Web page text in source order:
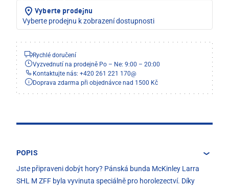
Vyberte prodejnu
Vyberte prodejnu k zobrazení dostupnosti
Rychlé doručení
Vyzvednutí na prodejně Po – Ne: 9:00 – 20:00
Kontaktujte nás: +420 261 221 170@
Doprava zdarma při objednávce nad 1500 Kč
POPIS
Jste připraveni dobýt hory? Pánská bunda McKinley Larra
SHL M ZFF byla vyvinuta speciálně pro horolezectví. Díky